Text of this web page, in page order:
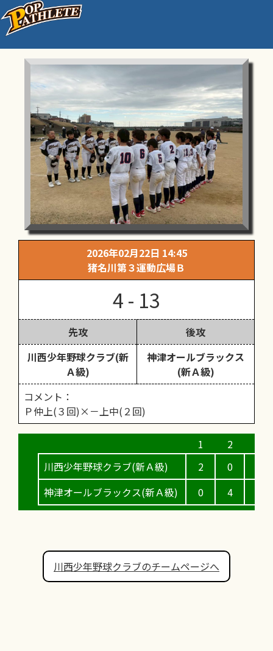
練習試合②
2026年02月22日 14:45
猪名川第３運動広場Ｂ
4 - 13
先攻
後攻
川西少年野球クラブ(新
Ａ級)
神津オールブラックス
(新Ａ級)
コメント：
Ｐ仲上(３回)×－上中(２回)
川西少年野球クラブ(新Ａ級)
神津オールブラックス(新Ａ級)
2
0
0
4
川西少年野球クラブのチームページへ